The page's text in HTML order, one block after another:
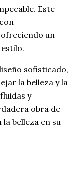
Este
un
sofisticado,
la belleza y la
y
obra de
belleza en su